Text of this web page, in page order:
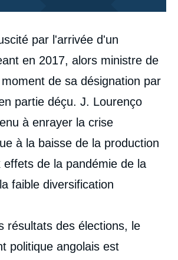
par l'arrivée d'un
en 2017, alors ministre de
de sa désignation par
partie déçu. J. Lourenço
à enrayer la crise
à la baisse de la production
effets de la pandémie de la
faible diversification
résultats des élections, le
politique angolais est